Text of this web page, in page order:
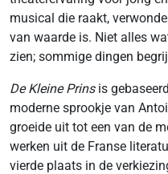
musical die raakt,
van waarde is. Niet alles
zien; sommige dingen
De Kleine Prinsis
moderne sprookje van
groeide uit tot een van de
werken uit de Franse
vierde plaats in de